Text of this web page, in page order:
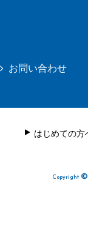
お問い合わせ
はじめての方
Copyright ©